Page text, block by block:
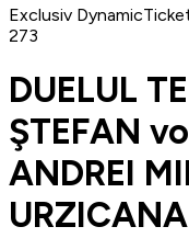
Exclusiv
273
DUELUL
ŞTEFAN
ANDREI
URZICANA